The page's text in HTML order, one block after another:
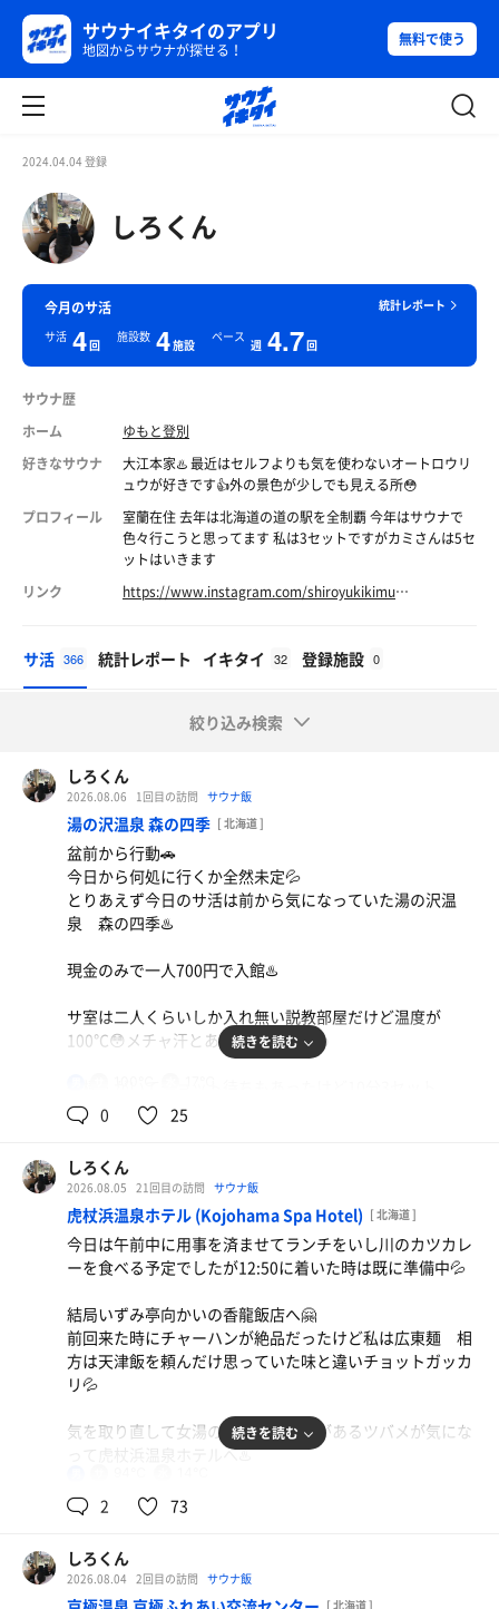
サウナイキタイのアプリ
地図からサウナが探せる！
無料で使う
2024.04.04 登録
しろくん
統計レポート
今月のサ活
サ活 4回
施設数 4施設
ペース
週 4.7回
サウナ歴
ホーム
ゆもと登別
好きなサウナ
大江本家♨️ 最近はセルフよりも気を使わないオートロウリ
ュウが好きです👍外の景色が少しでも見える所😳
プロフィール
室蘭在住 去年は北海道の道の駅を全制覇 今年はサウナで
色々行こうと思ってます 私は3セットですがカミさんは5セ
ットはいきます
リンク
https://www.instagram.com/shiroyukikimura/
サ活 366 統計レポート イキタイ 32 登録施設 0
絞り込み検索
しろくん
2026.08.06 1回目の訪問 サウナ飯
湯の沢温泉 森の四季 [ 北海道 ]
盆前から行動🚗
今日から何処に行くか全然未定💦
とりあえず今日のサ活は前から気になっていた湯の沢温
泉 森の四季♨️
現金のみで一人700円で入館♨️
サ室は二人くらいしか入れ無い説教部屋だけど温度が
100℃😳メチャ汗とあまみ出ました👍
水風呂も18℃くらいで長く入れました♨️
これから南富良野に行って帯広方面に行こうかなぁ🚗
続きを読む
0 25
しろくん
2026.08.05 21回目の訪問 サウナ飯
虎杖浜温泉ホテル (Kojohama Spa Hotel) [ 北海道 ]
今日は午前中に用事を済ませてランチをいし川のカツカレ
ーを食べる予定でしたが12:50に着いた時は既に準備中💦
結局いずみ亭向かいの香龍飯店へ🤗
前回来た時にチャーハンが絶品だったけど私は広東麺 相
方は天津飯を頼んだけ思っていた味と違いチョットガッカ
リ💦
気を取り直して女湯の露天風呂に巣があるツバメが気にな
って虎杖浜温泉ホテルへ♨️
10分4セット堪能して外気浴の時は女湯の何処にツバメの
そしてついに発見😳
ここは露天スペースの椅子にシャワーをかける設備がある
続きを読む
2 73
しろくん
2026.08.04 2回目の訪問 サウナ飯
[ 北海道 ]